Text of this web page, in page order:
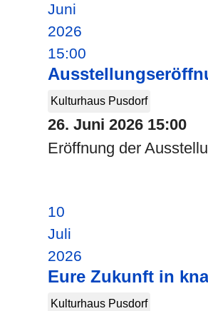
Juni
2026
15:00
Kulturhaus Pusdorf
26. Juni 2026 15:00
Eröffnung der
10
Juli
2026
Eure Zukunft in
Kulturhaus Pusdorf